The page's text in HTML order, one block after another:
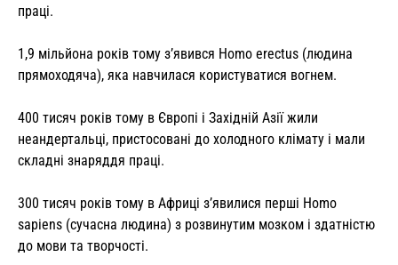
праці.
1,9 мільйона років тому з’явився Homo erectus (людина
прямоходяча), яка навчилася користуватися вогнем.
400 тисяч років тому в Європі і Західній Азії жили
неандертальці, пристосовані до холодного клімату і мали
складні знаряддя праці.
300 тисяч років тому в Африці з’явилися перші Homo
sapiens (сучасна людина) з розвинутим мозком і здатністю
до мови та творчості.